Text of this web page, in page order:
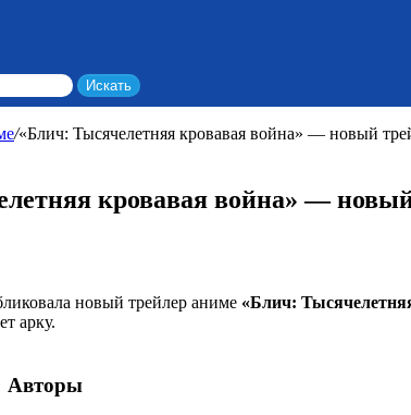
Искать
/«Блич: Тысячелетняя кровавая война» — новый
кровавая война» —
новый трейлер аниме «Блич:
арку.
Авторы